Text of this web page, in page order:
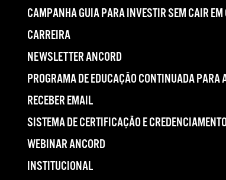
CAMPANHA GUIA PARA INVESTIR SEM CAIR
CARREIRA
NEWSLETTER ANCORD
PROGRAMA DE EDUCAÇÃO CONTINUADA PARA
RECEBER EMAIL
SISTEMA DE CERTIFICAÇÃO E
WEBINAR ANCORD
INSTITUCIONAL